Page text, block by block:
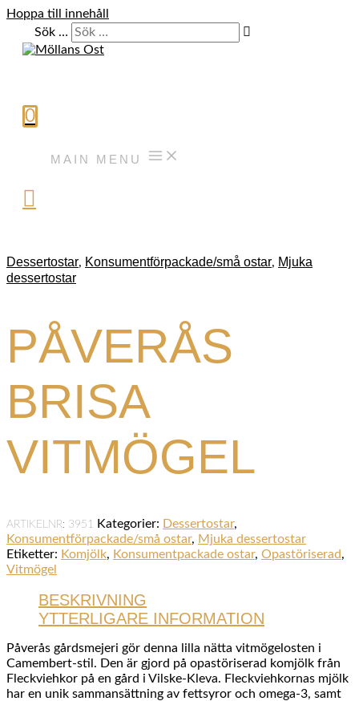
Hoppa till innehåll
Sök …
0
MAIN MENU
Dessertostar, Konsumentförpackade/små ostar, Mjuka
dessertostar
PÅVERÅS
BRISA
VITMÖGEL
ARTIKELNR: 3951 Kategorier: Dessertostar,
Konsumentförpackade/små ostar, Mjuka dessertostar
Etiketter: Komjölk, Konsumentpackade ostar, Opastöriserad,
Vitmögel
BESKRIVNING
YTTERLIGARE INFORMATION
Påverås gårdsmejeri gör denna lilla nätta vitmögelosten i
Camembert-stil. Den är gjord på opastöriserad komjölk från
Fleckviehkor på en gård i Vilske-Kleva. Fleckviehkornas mjölk
har en unik sammansättning av fettsyror och omega-3, samt